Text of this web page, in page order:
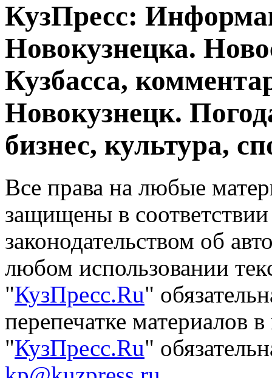
КузПресс:
Новокузнецка.
Кузбасса,
Новокузнецк.
бизнес, культура,
Все права на любые
защищены в
законодательством об
любом использовании
"КузПресс.Ru"
перепечатке материалов
"КузПресс.Ru"